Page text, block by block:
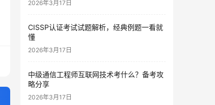
2026年3月17日
CISSP认证考试试题解析，经典例题一看就
懂
2026年3月17日
中级通信工程师互联网技术考什么？备考攻
略分享
2026年3月17日